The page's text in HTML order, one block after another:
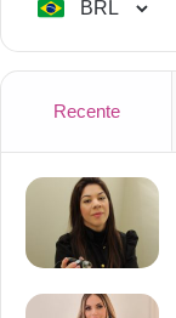
Recente